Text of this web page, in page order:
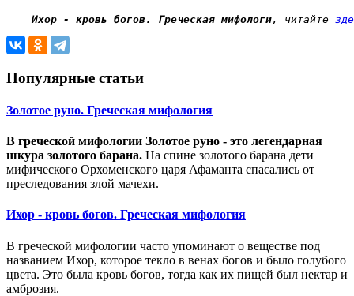
Ихор - кровь богов. Греческая мифологи, читайте
Популярные статьи
Золотое руно. Греческая мифология
В греческой мифологии Золотое руно - это легендарная
шкура золотого барана. На спине золотого барана дети
мифического Орхоменского царя Афаманта спасались от
преследования злой мачехи.
Ихор - кровь богов. Греческая мифология
В греческой мифологии часто упоминают о веществе под
названием Ихор, которое текло в венах богов и было голубого
цвета. Это была кровь богов, тогда как их пищей был нектар и
амброзия.